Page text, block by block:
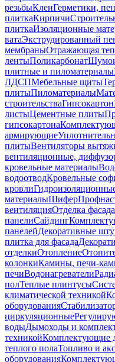
резьбыКлеиГерметики,
плиткаКирпичи
плиткаИзоляционные
ватаЭкструдированный
мембраныОтражающая
лентыПоликарбонат
плитные и пиломатериалы
ЛДСПМебельные щиты
плитыПиломатериалы
строительстваГипсокартон
листыЦементные плиты
гипсокартона
армирующие
плитыВентиляторы
вентиляционные,
кровельные материалы
водоотводКровельные
кровли
материалыШифер
вентиляцияОтделка фасада
панелиСайдинг
панелейДекоративные
плитка для фасада
отделкиОтопление
колонкиКамины, печи-
печиВодонагреватели
полТеплые плинтусы
климатической техникой
оборудования
циркуляционные
водыДымоходы и
техникойКомплектующие
теплого полаТопливо и
оборудования